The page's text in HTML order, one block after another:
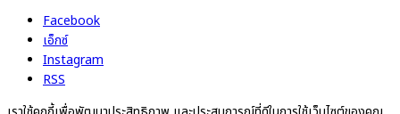
Facebook
เอ็กซ์
Instagram
RSS